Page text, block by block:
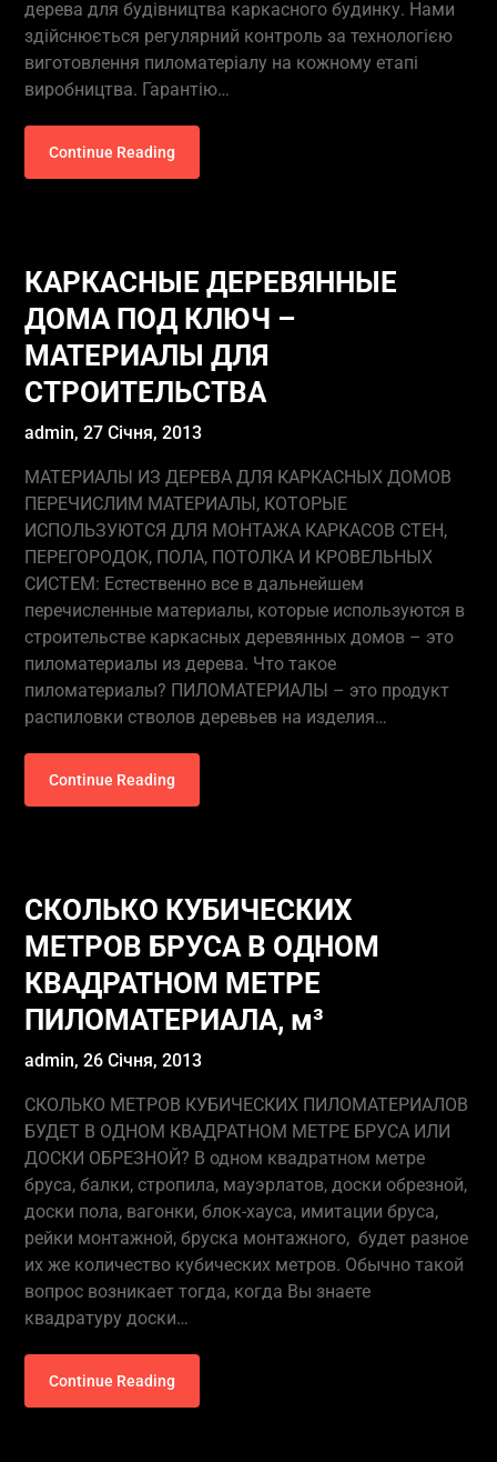
дерева для будівництва каркасного будинку. Нами
здійснюється регулярний контроль за технологією
виготовлення пиломатеріалу на кожному етапі
виробництва. Гарантію…
Continue Reading
КАРКАСНЫЕ ДЕРЕВЯННЫЕ
ДОМА ПОД КЛЮЧ –
МАТЕРИАЛЫ ДЛЯ
СТРОИТЕЛЬСТВА
admin,27 Січня, 2013
МАТЕРИАЛЫ ИЗ ДЕРЕВА ДЛЯ КАРКАСНЫХ ДОМОВ
ПЕРЕЧИСЛИМ МАТЕРИАЛЫ, КОТОРЫЕ
ИСПОЛЬЗУЮТСЯ ДЛЯ МОНТАЖА КАРКАСОВ СТЕН,
ПЕРЕГОРОДОК, ПОЛА, ПОТОЛКА И КРОВЕЛЬНЫХ
СИСТЕМ: Естественно все в дальнейшем
перечисленные материалы, которые используются в
строительстве каркасных деревянных домов – это
пиломатериалы из дерева. Что такое
пиломатериалы? ПИЛОМАТЕРИАЛЫ – это продукт
распиловки стволов деревьев на изделия…
Continue Reading
СКОЛЬКО КУБИЧЕСКИХ
МЕТРОВ БРУСА В ОДНОМ
КВАДРАТНОМ МЕТРЕ
ПИЛОМАТЕРИАЛА, м³
admin,26 Січня, 2013
СКОЛЬКО МЕТРОВ КУБИЧЕСКИХ ПИЛОМАТЕРИАЛОВ
БУДЕТ В ОДНОМ КВАДРАТНОМ МЕТРЕ БРУСА ИЛИ
ДОСКИ ОБРЕЗНОЙ? В одном квадратном метре
бруса, балки, стропила, мауэрлатов, доски обрезной,
доски пола, вагонки, блок-хауса, имитации бруса,
рейки монтажной, бруска монтажного, будет разное
их же количество кубических метров. Обычно такой
вопрос возникает тогда, когда Вы знаете
квадратуру доски…
Continue Reading